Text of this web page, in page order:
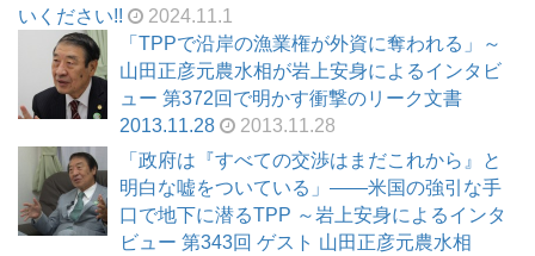
いください!!
2024.11.1
「TPPで沿岸の漁業権が外資に奪われる」～
山田正彦元農水相が岩上安身によるインタビ
ュー 第372回で明かす衝撃のリーク文書
2013.11.28
2013.11.28
「政府は『すべての交渉はまだこれから』と
明白な嘘をついている」――米国の強引な手
口で地下に潜るTPP ～岩上安身によるインタ
ビュー 第343回 ゲスト 山田正彦元農水相